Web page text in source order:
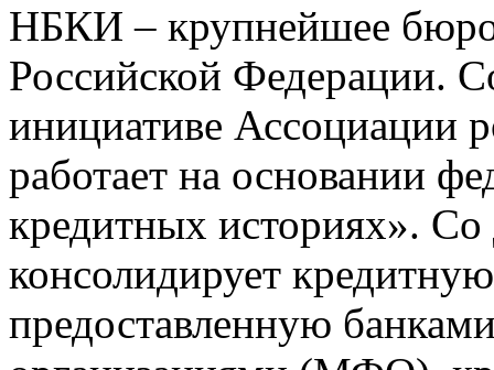
НБКИ – крупнейшее
Российской Федерации.
инициативе Ассоциации
работает на основании
кредитных историях».
консолидирует
предоставленную